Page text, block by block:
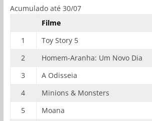
Acumulado até 30/07
Filme
1
Toy Story 5
2
Homem-Aranha: Um Novo Dia
3
A Odisseia
4
Minions & Monsters
5
Moana